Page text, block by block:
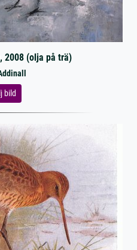
2008 (olja på trä)
bild